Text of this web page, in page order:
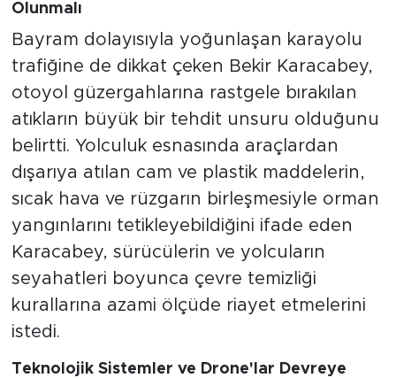
Olunmalı
Bayram dolayısıyla yoğunlaşan karayolu
trafiğine de dikkat çeken Bekir Karacabey,
otoyol güzergahlarına rastgele bırakılan
atıkların büyük bir tehdit unsuru olduğunu
belirtti. Yolculuk esnasında araçlardan
dışarıya atılan cam ve plastik maddelerin,
sıcak hava ve rüzgarın birleşmesiyle orman
yangınlarını tetikleyebildiğini ifade eden
Karacabey, sürücülerin ve yolcuların
seyahatleri boyunca çevre temizliği
kurallarına azami ölçüde riayet etmelerini
istedi.
Teknolojik Sistemler ve Drone'lar Devreye